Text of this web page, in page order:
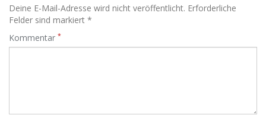
Deine E-Mail-Adresse wird nicht veröffentlicht. Erforderliche
Felder sind markiert *
Kommentar *